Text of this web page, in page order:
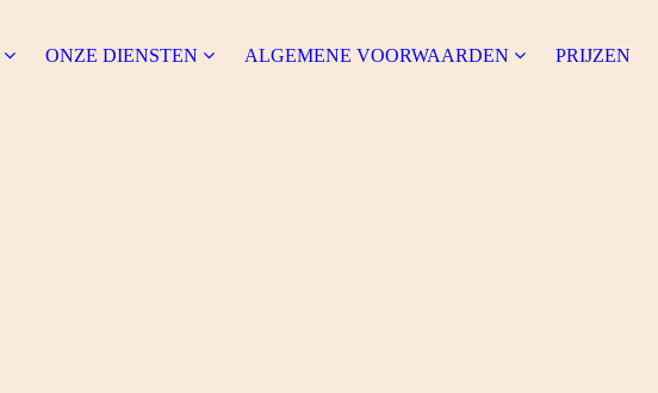
ONZE DIENSTEN ALGEMENE VOORWAARDEN PRIJZEN